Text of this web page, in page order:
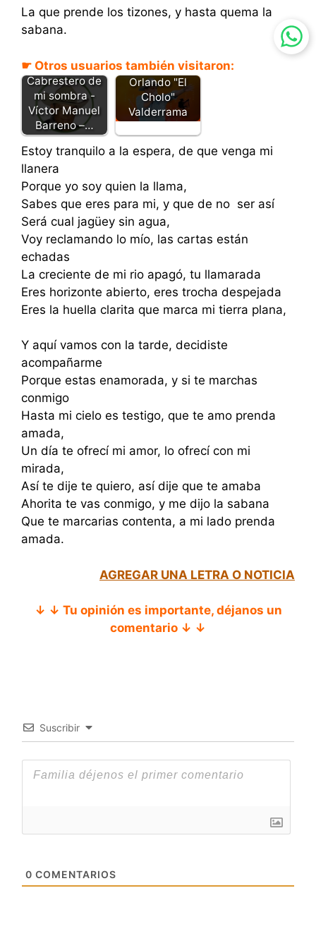
La que prende los tizones, y hasta quema la
sabana.
☛ Otros usuarios también visitaron:
Cabrestero de
mi sombra -
Víctor Manuel
Barreno –…
muchacha -
Orlando "El
Cholo"
Valderrama
Estoy tranquilo a la espera, de que venga mi
llanera
Porque yo soy quien la llama,
Sabes que eres para mi, y que de no ser así
Será cual jagüey sin agua,
Voy reclamando lo mío, las cartas están
echadas
La creciente de mi rio apagó, tu llamarada
Eres horizonte abierto, eres trocha despejada
Eres la huella clarita que marca mi tierra plana,
Y aquí vamos con la tarde, decidiste
acompañarme
Porque estas enamorada, y si te marchas
conmigo
Hasta mi cielo es testigo, que te amo prenda
amada,
Un día te ofrecí mi amor, lo ofrecí con mi
mirada,
Así te dije te quiero, así dije que te amaba
Ahorita te vas conmigo, y me dijo la sabana
Que te marcarias contenta, a mi lado prenda
amada.
AGREGAR UNA LETRA O NOTICIA
↓ ↓ Tu opinión es importante, déjanos un
comentario ↓ ↓
Suscribir
0 COMENTARIOS